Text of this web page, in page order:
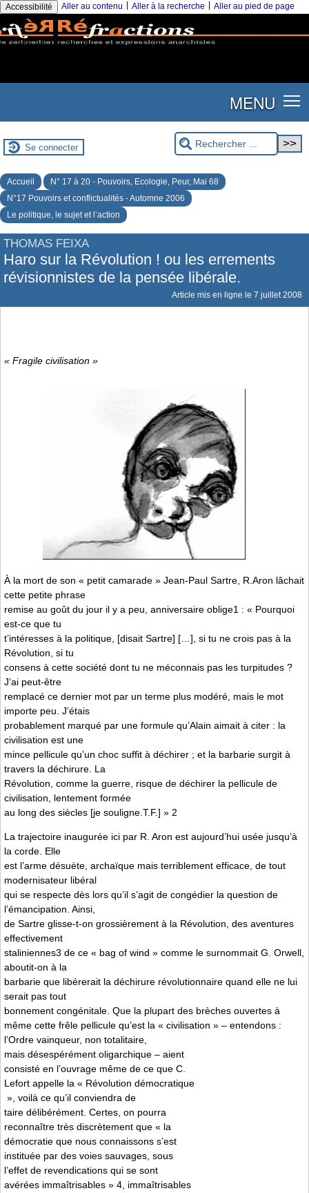
Accessibilité Aller au contenu Aller à la recherche Aller au pied de page
MENU
Se connecter
Accueil
N° 17 à 20 - Pouvoirs, Ecologie, Peur, Mai 68
N°17 Pouvoirs et conflictualités - Automne 2006
Le politique, le sujet et l’action
THOMAS FEIXA
Haro sur la Révolution ! ou les errements
révisionnistes de la pensée libérale.
Article mis en ligne le 7 juillet 2008
« Fragile civilisation »
À la mort de son « petit camarade » Jean-Paul Sartre, R.Aron lâchait
cette petite phrase
remise au goût du jour il y a peu, anniversaire oblige1 : « Pourquoi
est-ce que tu
t’intéresses à la politique, [disait Sartre] […], si tu ne crois pas à la
Révolution, si tu
consens à cette société dont tu ne méconnais pas les turpitudes ?
J’ai peut-être
remplacé ce dernier mot par un terme plus modéré, mais le mot
importe peu. J’étais
probablement marqué par une formule qu’Alain aimait à citer : la
civilisation est une
mince pellicule qu’un choc suffit à déchirer ; et la barbarie surgit à
travers la déchirure. La
Révolution, comme la guerre, risque de déchirer la pellicule de
civilisation, lentement formée
au long des siècles [je souligne.T.F.] » 2
La trajectoire inaugurée ici par R. Aron est aujourd’hui usée jusqu’à
la corde. Elle
est l’arme désuète, archaïque mais terriblement efficace, de tout
modernisateur libéral
qui se respecte dès lors qu’il s’agit de congédier la question de
l’émancipation. Ainsi,
de Sartre glisse-t-on grossièrement à la Révolution, des aventures
effectivement
staliniennes3 de ce « bag of wind » comme le surnommait G. Orwell,
aboutit-on à la
barbarie que libérerait la déchirure révolutionnaire quand elle ne lui
serait pas tout
bonnement congénitale. Que la plupart des brèches ouvertes à
même cette frêle pellicule qu’est la « civilisation » – entendons :
l’Ordre vainqueur, non totalitaire,
mais désespérément oligarchique – aient
consisté en l’ouvrage même de ce que C.
Lefort appelle la « Révolution démocratique
», voilà ce qu’il conviendra de
taire délibérément. Certes, on pourra
reconnaître très discrètement que « la
démocratie que nous connaissons s’est
instituée par des voies sauvages, sous
l’effet de revendications qui se sont
avérées immaîtrisables » 4, immaîtrisables